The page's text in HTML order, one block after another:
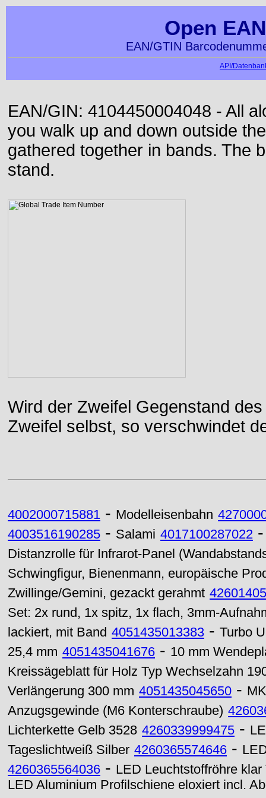
Open
EAN/GTIN
API/
EAN/GIN: 4104450004048 - All
you walk up and down outside
gathered together in bands. The
stand.
Wird der Zweifel Gegenstand
Zweifel selbst, so verschwindet
4002000715881 - Modelleisenbahn
4003516190285 - Salami 4017100287022
Distanzrolle für Infrarot-Panel
Schwingfigur, Bienenmann, europäische
Zwillinge/Gemini, gezackt gerahmt
Set: 2x rund, 1x spitz, 1x flach, 3mm-
lackiert, mit Band 4051435013383 - Turbo
25,4 mm 4051435041676 - 10 mm
Kreissägeblatt für Holz Typ Wechselzahn
Verlängerung 300 mm 4051435045650 -
Anzugsgewinde (M6 Konterschraube)
Lichterkette Gelb 3528 4260339999475 -
Tageslichtweiß Silber 4260365574646 -
4260365564036 - LED Leuchtstoffröhre
LED Aluminium Profilschiene eloxiert incl.